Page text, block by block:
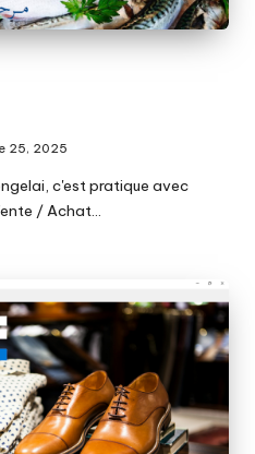
25, 2025
c'est pratique avec
/ Achat…